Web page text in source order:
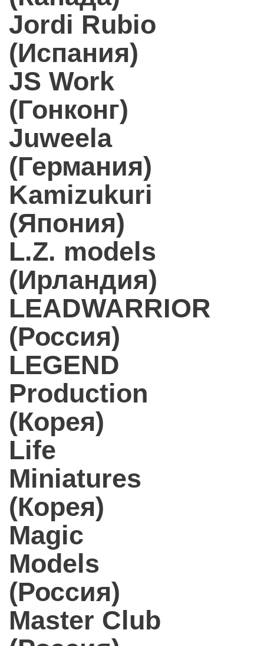
Jordi Rubio
(Испания)
JS Work
(Гонконг)
Juweela
(Германия)
Kamizukuri
(Япония)
L.Z. models
(Ирландия)
LEADWARRIOR
(Россия)
LEGEND
Production
(Корея)
Life
Miniatures
(Корея)
Magic
Models
(Россия)
Master Club